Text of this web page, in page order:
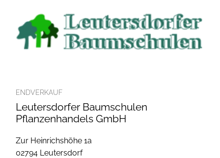
ENDVERKAUF
Leutersdorfer Baumschulen
Pflanzenhandels GmbH
Zur Heinrichshöhe 1a
02794 Leutersdorf